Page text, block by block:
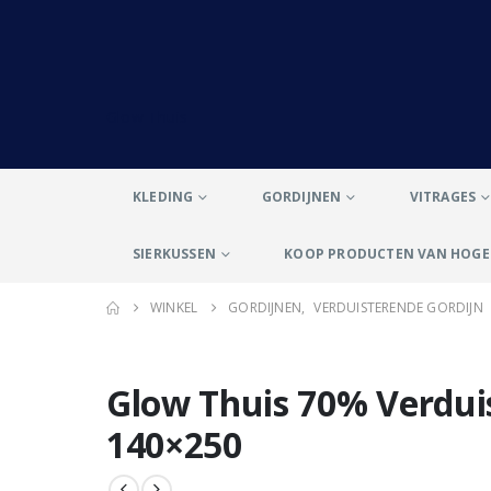
KLEDING GORDIJNEN VITRAGES
SIERKUSSEN KOOP PRODUCTEN VAN
WINKEL GORDIJNEN, VERDUISTERENDE GORDIJN
Glow Thuis 70%
140×250